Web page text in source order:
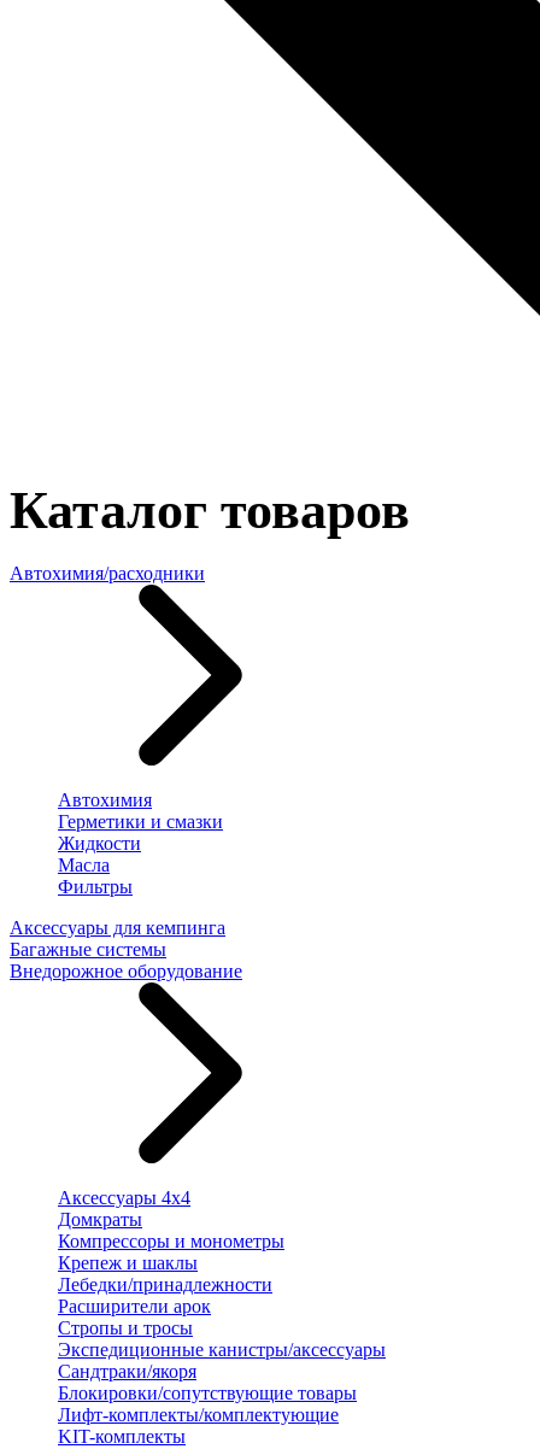
Каталог товаров
Автохимия/расходники
Автохимия
Герметики и смазки
Жидкости
Масла
Фильтры
Аксессуары для кемпинга
Багажные системы
Внедорожное оборудование
Аксессуары 4х4
Домкраты
Компрессоры и монометры
Крепеж и шаклы
Лебедки/принадлежности
Расширители арок
Стропы и тросы
Экспедиционные канистры/аксессуары
Сандтраки/якоря
Блокировки/сопутствующие товары
Лифт-комплекты/комплектующие
KIT-комплекты